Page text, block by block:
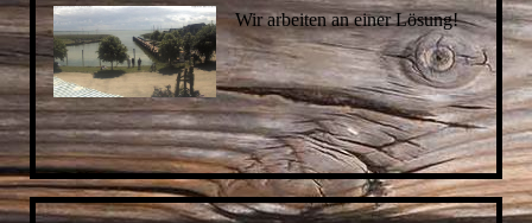
Wir arbeiten an einer Lösung!